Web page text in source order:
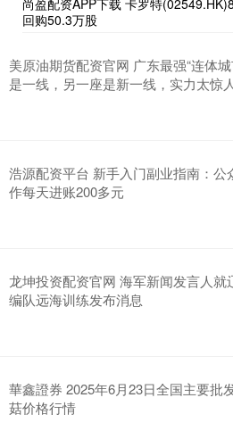
尚盈配资APP下载 卡罗特
回购50.3万股
美原油期货配资官网 广东最强“连体
是一线，另一座是新一线，实力太惊
浩源配资平台 新手入门副业指南：公
作每天进账200多元
龙坤投资配资官网 海军新闻发言人就
编队远海训练发布消息
華鑫證券 2025年6月23日全国主要批
菇价格行情